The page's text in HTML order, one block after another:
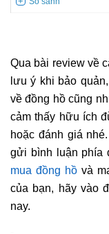
Qua bài review về
lưu ý khi bảo
về đồng hồ cũng
cảm thấy hữu ích
hoặc đánh giá
gửi bình luận phía
mua đồng hồvà
của bạn, hãy vào
nay.